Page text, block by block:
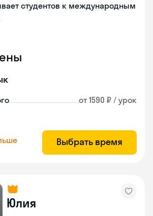
студентов к международным
от 1590 ₽ / урок
Выбрать время
Юлия